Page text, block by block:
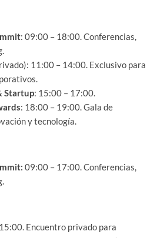
: 09:00 – 18:00. Conferencias,
11:00 – 14:00. Exclusivo para
Startup: 15:00 – 17:00.
: 18:00 – 19:00. Gala de
y tecnología.
09:00 – 17:00. Conferencias,
Encuentro privado para